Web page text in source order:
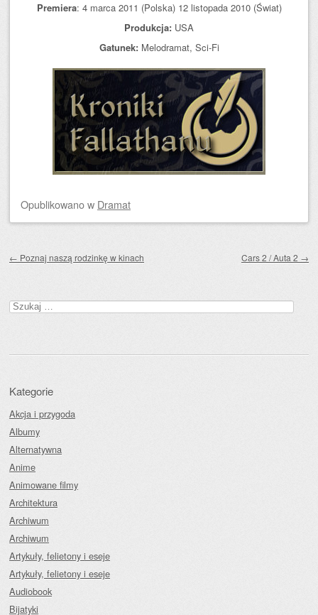
Premiera: 4 marca 2011 (Polska) 12 listopada 2010 (Świat)
Produkcja: USA
Gatunek:Melodramat, Sci-Fi
Opublikowanow Dramat
← Poznaj naszą rodzinkę w kinach Cars 2 / Auta 2 →
Szukaj:
Kategorie
Akcja i przygoda
Albumy
Alternatywna
Anime
Animowane filmy
Architektura
Archiwum
Archiwum
Artykuły, felietony i eseje
Artykuły, felietony i eseje
Audiobook
Bijatyki